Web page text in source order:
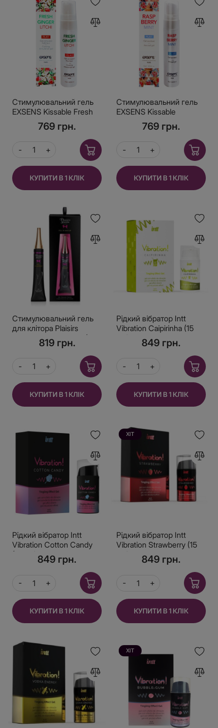
Стимулювальний гель
EXSENS Kissable Fresh
Ginger Litchi 15мл,
можна для поцілунків,
769 грн.
КУПИТИ В 1 КЛІК
Стимулювальний гель
EXSENS Kissable
Raspberry Mint 15мл
можна для поцілунків,
769 грн.
КУПИТИ В 1 КЛІК
Стимулювальний гель
для клітора Plaisirs
Secrets Feu Damour (30
мл) розігрівальний
819 грн.
КУПИТИ В 1 КЛІК
Рідкий вібратор Intt
Vibration Caipirinha (15
мл), густий гель, дуже
смачний, діє до 30
849 грн.
КУПИТИ В 1 КЛІК
Рідкий вібратор Intt
Vibration Cotton Candy
(15 мл), густий гель,
дуже смачний, діє до
849 грн.
КУПИТИ В 1 КЛІК
ХІТ
Рідкий вібратор Intt
Vibration Strawberry (15
мл), густий гель, дуже
смачний, діє до 30
849 грн.
КУПИТИ В 1 КЛІК
ХІТ